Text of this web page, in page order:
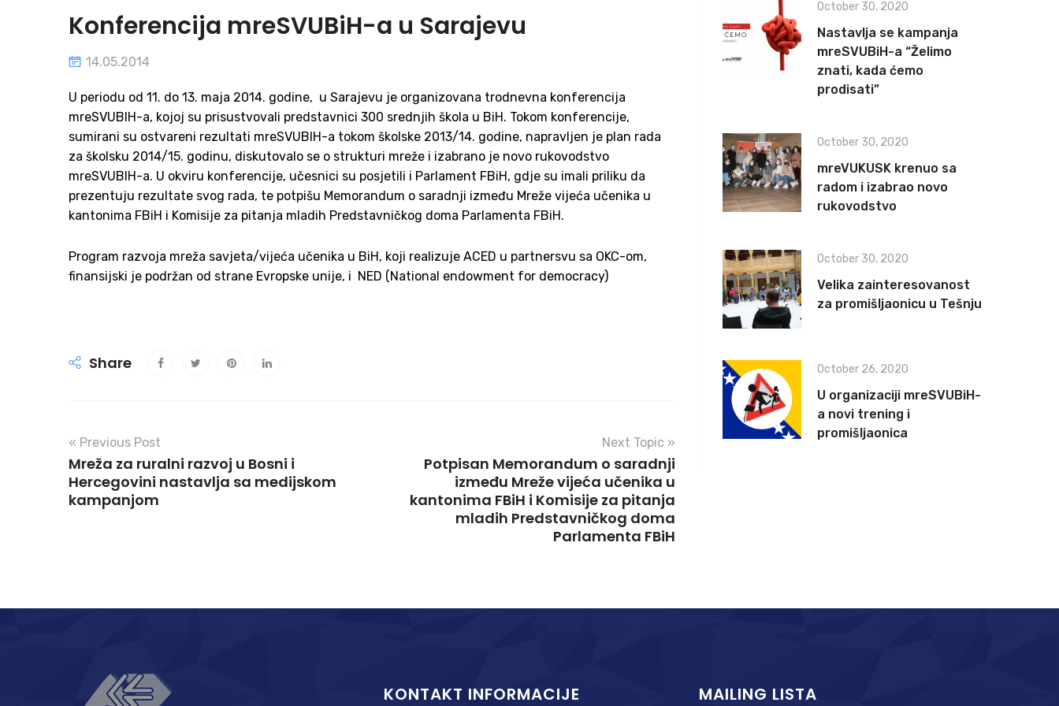
Konferencija mreSVUBiH-a u Sarajevu
14.05.2014
U periodu od 11. do 13. maja 2014. godine, u Sarajevu je organizovana trodnevna konferencija
mreSVUBIH-a, kojoj su prisustvovali predstavnici 300 srednjih škola u BiH. Tokom konferencije,
sumirani su ostvareni rezultati mreSVUBIH-a tokom školske 2013/14. godine, napravljen je plan rada
za školsku 2014/15. godinu, diskutovalo se o strukturi mreže i izabrano je novo rukovodstvo
mreSVUBIH-a. U okviru konferencije, učesnici su posjetili i Parlament FBiH, gdje su imali priliku da
prezentuju rezultate svog rada, te potpišu Memorandum o saradnji između Mreže vijeća učenika u
kantonima FBiH i Komisije za pitanja mladih Predstavničkog doma Parlamenta FBiH.
Program razvoja mreža savjeta/vijeća učenika u BiH, koji realizuje ACED u partnersvu sa OKC-om,
finansijski je podržan od strane Evropske unije, i NED (National endowment for democracy)
Share
« Previous Post
Mreža za ruralni razvoj u Bosni i
Hercegovini nastavlja sa medijskom
kampanjom
Next Topic »
Potpisan Memorandum o saradnji
između Mreže vijeća učenika u
kantonima FBiH i Komisije za pitanja
mladih Predstavničkog doma
Parlamenta FBiH
October 30, 2020
Nastavlja se kampanja
mreSVUBiH-a “Želimo
znati, kada ćemo
prodisati”
October 30, 2020
mreVUKUSK krenuo sa
radom i izabrao novo
rukovodstvo
October 30, 2020
Velika zainteresovanost
za promišljaonicu u Tešnju
October 26, 2020
U organizaciji mreSVUBiH-
a novi trening i
promišljaonica
KONTAKT INFORMACIJE MAILING LISTA